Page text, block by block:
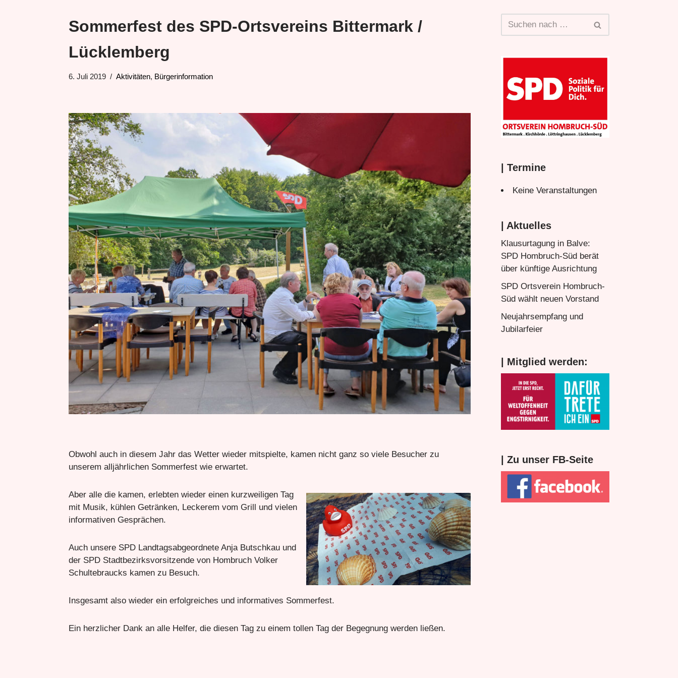
Sommerfest des SPD-Ortsvereins Bittermark /
Lücklemberg
6. Juli 2019 Aktivitäten, Bürgerinformation
Obwohl auch in diesem Jahr das Wetter wieder mitspielte, kamen nicht ganz so viele Besucher zu
unserem alljährlichen Sommerfest wie erwartet.
Aber alle die kamen, erlebten wieder einen kurzweiligen Tag
mit Musik, kühlen Getränken, Leckerem vom Grill und vielen
informativen Gesprächen.
Auch unsere SPD Landtagsabgeordnete Anja Butschkau und
der SPD Stadtbezirksvorsitzende von Hombruch Volker
Schultebraucks kamen zu Besuch.
Insgesamt also wieder ein erfolgreiches und informatives Sommerfest.
Ein herzlicher Dank an alle Helfer, die diesen Tag zu einem tollen Tag der Begegnung werden ließen.
| Termine
Keine Veranstaltungen
| Aktuelles
Klausurtagung in Balve:
SPD Hombruch-Süd berät
über künftige Ausrichtung
SPD Ortsverein Hombruch-
Süd wählt neuen Vorstand
Neujahrsempfang und
Jubilarfeier
| Mitglied werden:
| Zu unser FB-Seite